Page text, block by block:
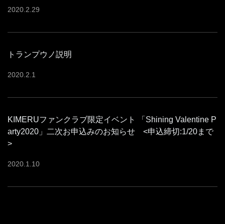
2020 2 29
トランプウノ説明
2020 2 1
KIMERUファンクラブ限定イベント 「Shining Valentine P
arty2020」二次お申込みのお知らせ <申込締切:1/20まで
>
2020 1 10